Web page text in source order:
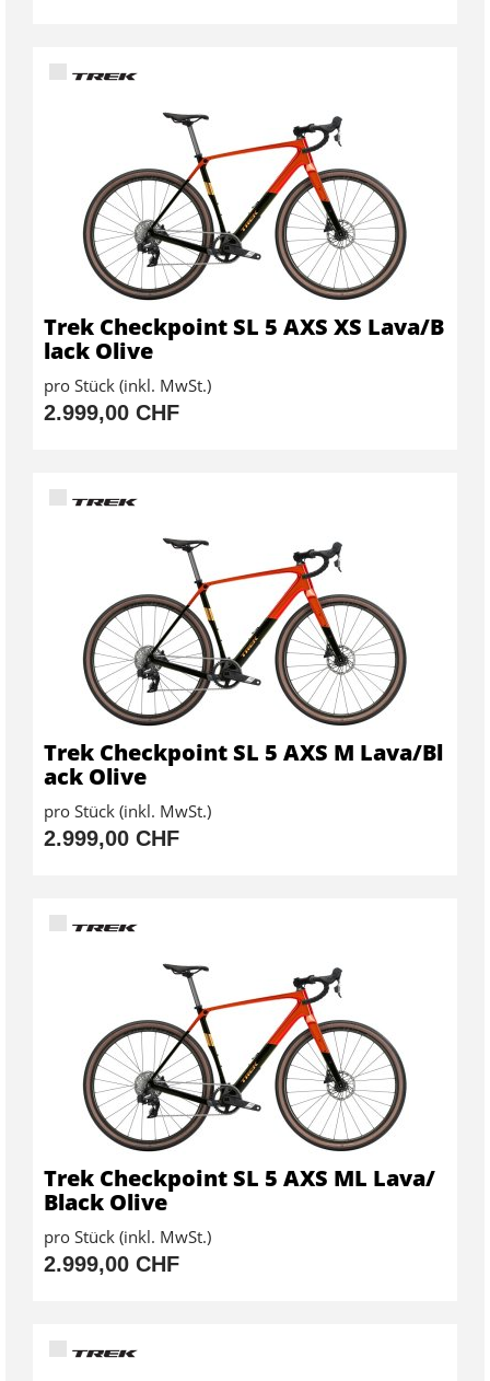
Trek Checkpoint SL 5 AXS XS Lava/B
lack Olive
pro Stück (inkl. MwSt.)
2.999,00 CHF
Trek Checkpoint SL 5 AXS M Lava/Bl
ack Olive
pro Stück (inkl. MwSt.)
2.999,00 CHF
Trek Checkpoint SL 5 AXS ML Lava/
Black Olive
pro Stück (inkl. MwSt.)
2.999,00 CHF